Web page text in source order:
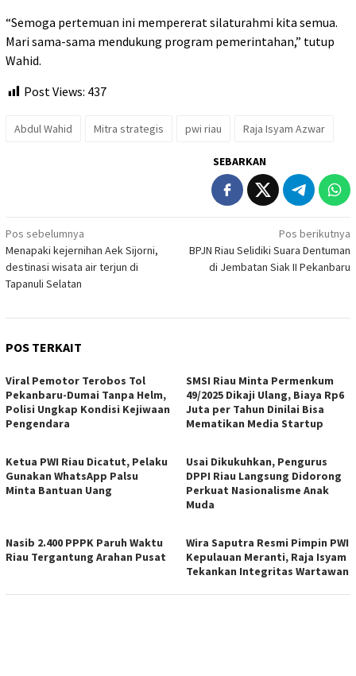
“Semoga pertemuan ini mempererat silaturahmi kita semua.
Mari sama-sama mendukung program pemerintahan,” tutup
Wahid.
Post Views: 437
Abdul Wahid Mitra strategis pwi riau Raja Isyam Azwar
SEBARKAN
Navigasi
pos
Pos sebelumnya
Menapaki kejernihan Aek Sijorni,
destinasi wisata air terjun di
Tapanuli Selatan
Pos berikutnya
BPJN Riau Selidiki Suara Dentuman
di Jembatan Siak II Pekanbaru
POS TERKAIT
Viral Pemotor Terobos Tol
Pekanbaru-Dumai Tanpa Helm,
Polisi Ungkap Kondisi Kejiwaan
Pengendara
SMSI Riau Minta Permenkum
49/2025 Dikaji Ulang, Biaya Rp6
Juta per Tahun Dinilai Bisa
Mematikan Media Startup
Ketua PWI Riau Dicatut, Pelaku
Gunakan WhatsApp Palsu
Minta Bantuan Uang
Usai Dikukuhkan, Pengurus
DPPI Riau Langsung Didorong
Perkuat Nasionalisme Anak
Muda
Nasib 2.400 PPPK Paruh Waktu
Riau Tergantung Arahan Pusat
Wira Saputra Resmi Pimpin PWI
Kepulauan Meranti, Raja Isyam
Tekankan Integritas Wartawan